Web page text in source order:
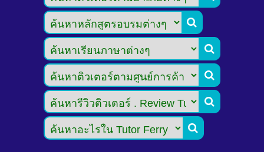




